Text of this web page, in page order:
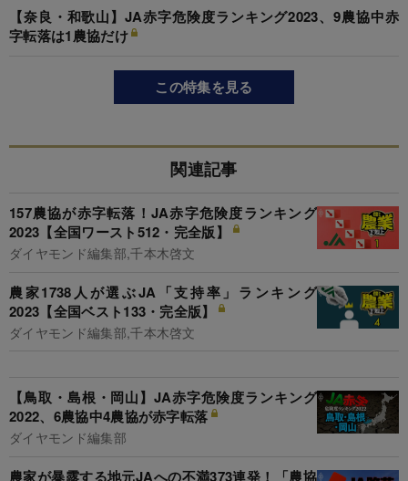
【奈良・和歌山】JA赤字危険度ランキング2023、9農協中赤
字転落は1農協だけ
この特集を見る
関連記事
157農協が赤字転落！JA赤字危険度ランキング
2023【全国ワースト512・完全版】
ダイヤモンド編集部,千本木啓文
農家1738人が選ぶJA「支持率」ランキング
2023【全国ベスト133・完全版】
ダイヤモンド編集部,千本木啓文
【鳥取・島根・岡山】JA赤字危険度ランキング
2022、6農協中4農協が赤字転落
ダイヤモンド編集部
農家が暴露する地元JAへの不満373連発！「農協